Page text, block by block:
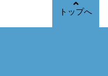
トップへ